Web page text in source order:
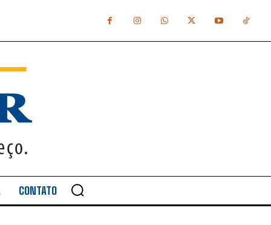
CONTATO